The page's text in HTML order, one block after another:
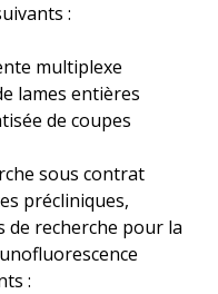
:
multiplexe
lames entières
de coupes
sous contrat
précliniques,
de recherche pour la
: